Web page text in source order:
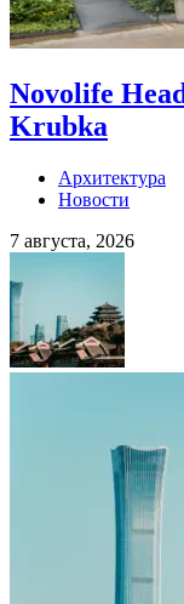
Novolife
Krubka
Архитектура
Новости
7 августа, 2026